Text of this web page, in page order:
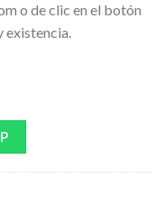
o de clic en el botón
existencia.